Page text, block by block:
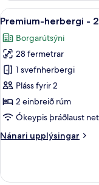
1
tvíbreitt
rúm
reykherbergi
Skoða
allar
myndir
fyrir
Premium-
herbergi
-
2
einbreið
rúm
4
Premium-herbergi -
Borgarútsýni
28 fermetrar
1 svefnherbergi
Pláss fyrir 2
2 einbreið rúm
Ókeypis þráðlaust net
Nánari upplýsingar
Nánari
herbergi